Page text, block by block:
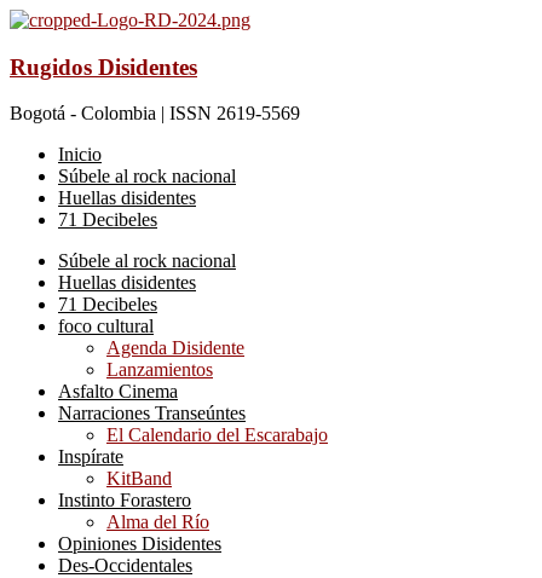
Rugidos Disidentes
Bogotá - Colombia | ISSN 2619-5569
Inicio
Súbele al rock nacional
Huellas disidentes
71 Decibeles
Súbele al rock nacional
Huellas disidentes
71 Decibeles
foco cultural
Agenda Disidente
Lanzamientos
Asfalto Cinema
Narraciones Transeúntes
El Calendario del Escarabajo
Inspírate
KitBand
Instinto Forastero
Alma del Río
Opiniones Disidentes
Des-Occidentales